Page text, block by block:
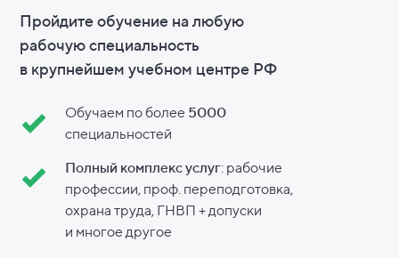
Пройдите обучение на любую
рабочую специальность
в крупнейшем учебном центре РФ
Обучаем по более 5000
специальностей
Полный комплекс услуг: рабочие
профессии, проф. переподготовка,
охрана труда, ГНВП + допуски
и многое другое